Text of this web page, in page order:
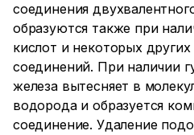
соединения
образуются также при
кислот и некоторых других
соединений. При наличии
железа вытесняет в
водорода и образуется
соединение. Удаление